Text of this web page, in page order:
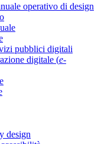
operativo di design
pubblici digitali
digitale (e-
design